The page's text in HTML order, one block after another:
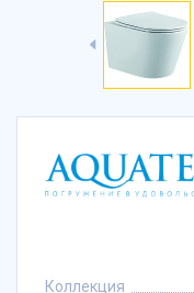
Коллекция